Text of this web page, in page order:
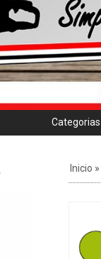
Categorias
Inicio »